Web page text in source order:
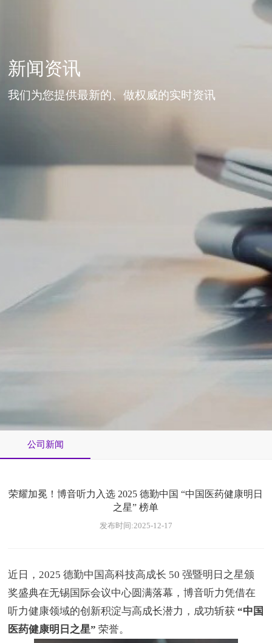
新闻资讯
我们为您提供最新的、做权威的实时资讯
公司新闻
荣耀加冕！博音听力入选 2025 德勤中国 “中国医药健康明日
之星” 榜单
发布时间:2025-12-17
近日，2025 德勤中国高科技高成长 50 强暨明日之星颁
奖盛典在无锡国际会议中心圆满落幕，博音听力凭借在
听力健康领域的创新积淀与高成长潜力，成功斩获“中国
医药健康明日之星”荣誉。